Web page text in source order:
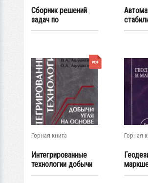
Сборник решений
задач по
теоретической
Горная книга
Интегрированные
технологии добычи
угля на основе...
Горная